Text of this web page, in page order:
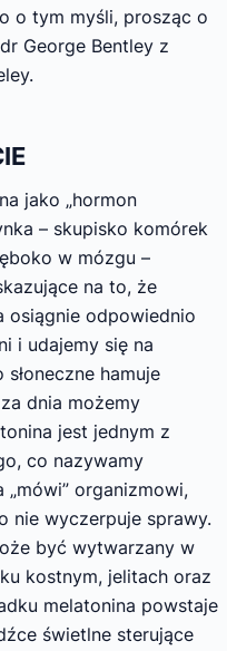
o tym myśli, prosząc o
George Bentley z
jako „hormon
– skupisko komórek
w mózgu –
na to, że
osiągnie odpowiednio
i udajemy się na
słoneczne hamuje
dnia możemy
jest jednym z
co nazywamy
organizmowi,
nie wyczerpuje sprawy.
być wytwarzany w
kostnym, jelitach oraz
melatonina powstaje
świetlne sterujące